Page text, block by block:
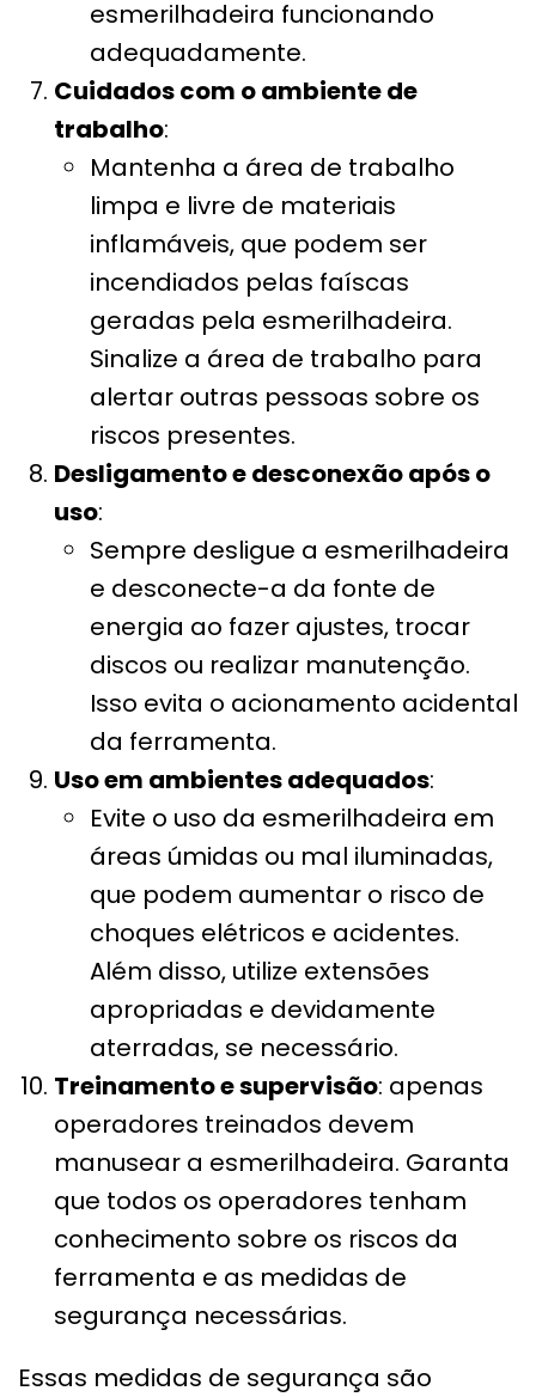
esmerilhadeira funcionando
adequadamente.
Cuidados com o ambiente de
trabalho:
Mantenha a área de trabalho
limpa e livre de materiais
inflamáveis, que podem ser
incendiados pelas faíscas
geradas pela esmerilhadeira.
Sinalize a área de trabalho para
alertar outras pessoas sobre os
riscos presentes.
Desligamento e desconexão após o
uso:
Sempre desligue a esmerilhadeira
e desconecte-a da fonte de
energia ao fazer ajustes, trocar
discos ou realizar manutenção.
Isso evita o acionamento acidental
da ferramenta.
Uso em ambientes adequados:
Evite o uso da esmerilhadeira em
áreas úmidas ou mal iluminadas,
que podem aumentar o risco de
choques elétricos e acidentes.
Além disso, utilize extensões
apropriadas e devidamente
aterradas, se necessário.
Treinamento e supervisão: apenas
operadores treinados devem
manusear a esmerilhadeira. Garanta
que todos os operadores tenham
conhecimento sobre os riscos da
ferramenta e as medidas de
segurança necessárias.
Essas medidas de segurança são